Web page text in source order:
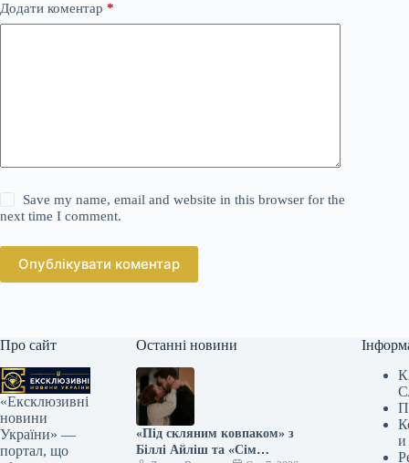
Додати коментар *
Save my name, email and website in this browser for the
next time I comment.
Опублікувати коментар
Про сайт
«Ексклюзивні
новини
України» —
портал, що
Останні новини
«Під скляним ковпаком» з
Біллі Айліш та «Сім
и